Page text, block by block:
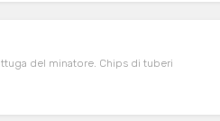
del minatore. Chips di tuberi